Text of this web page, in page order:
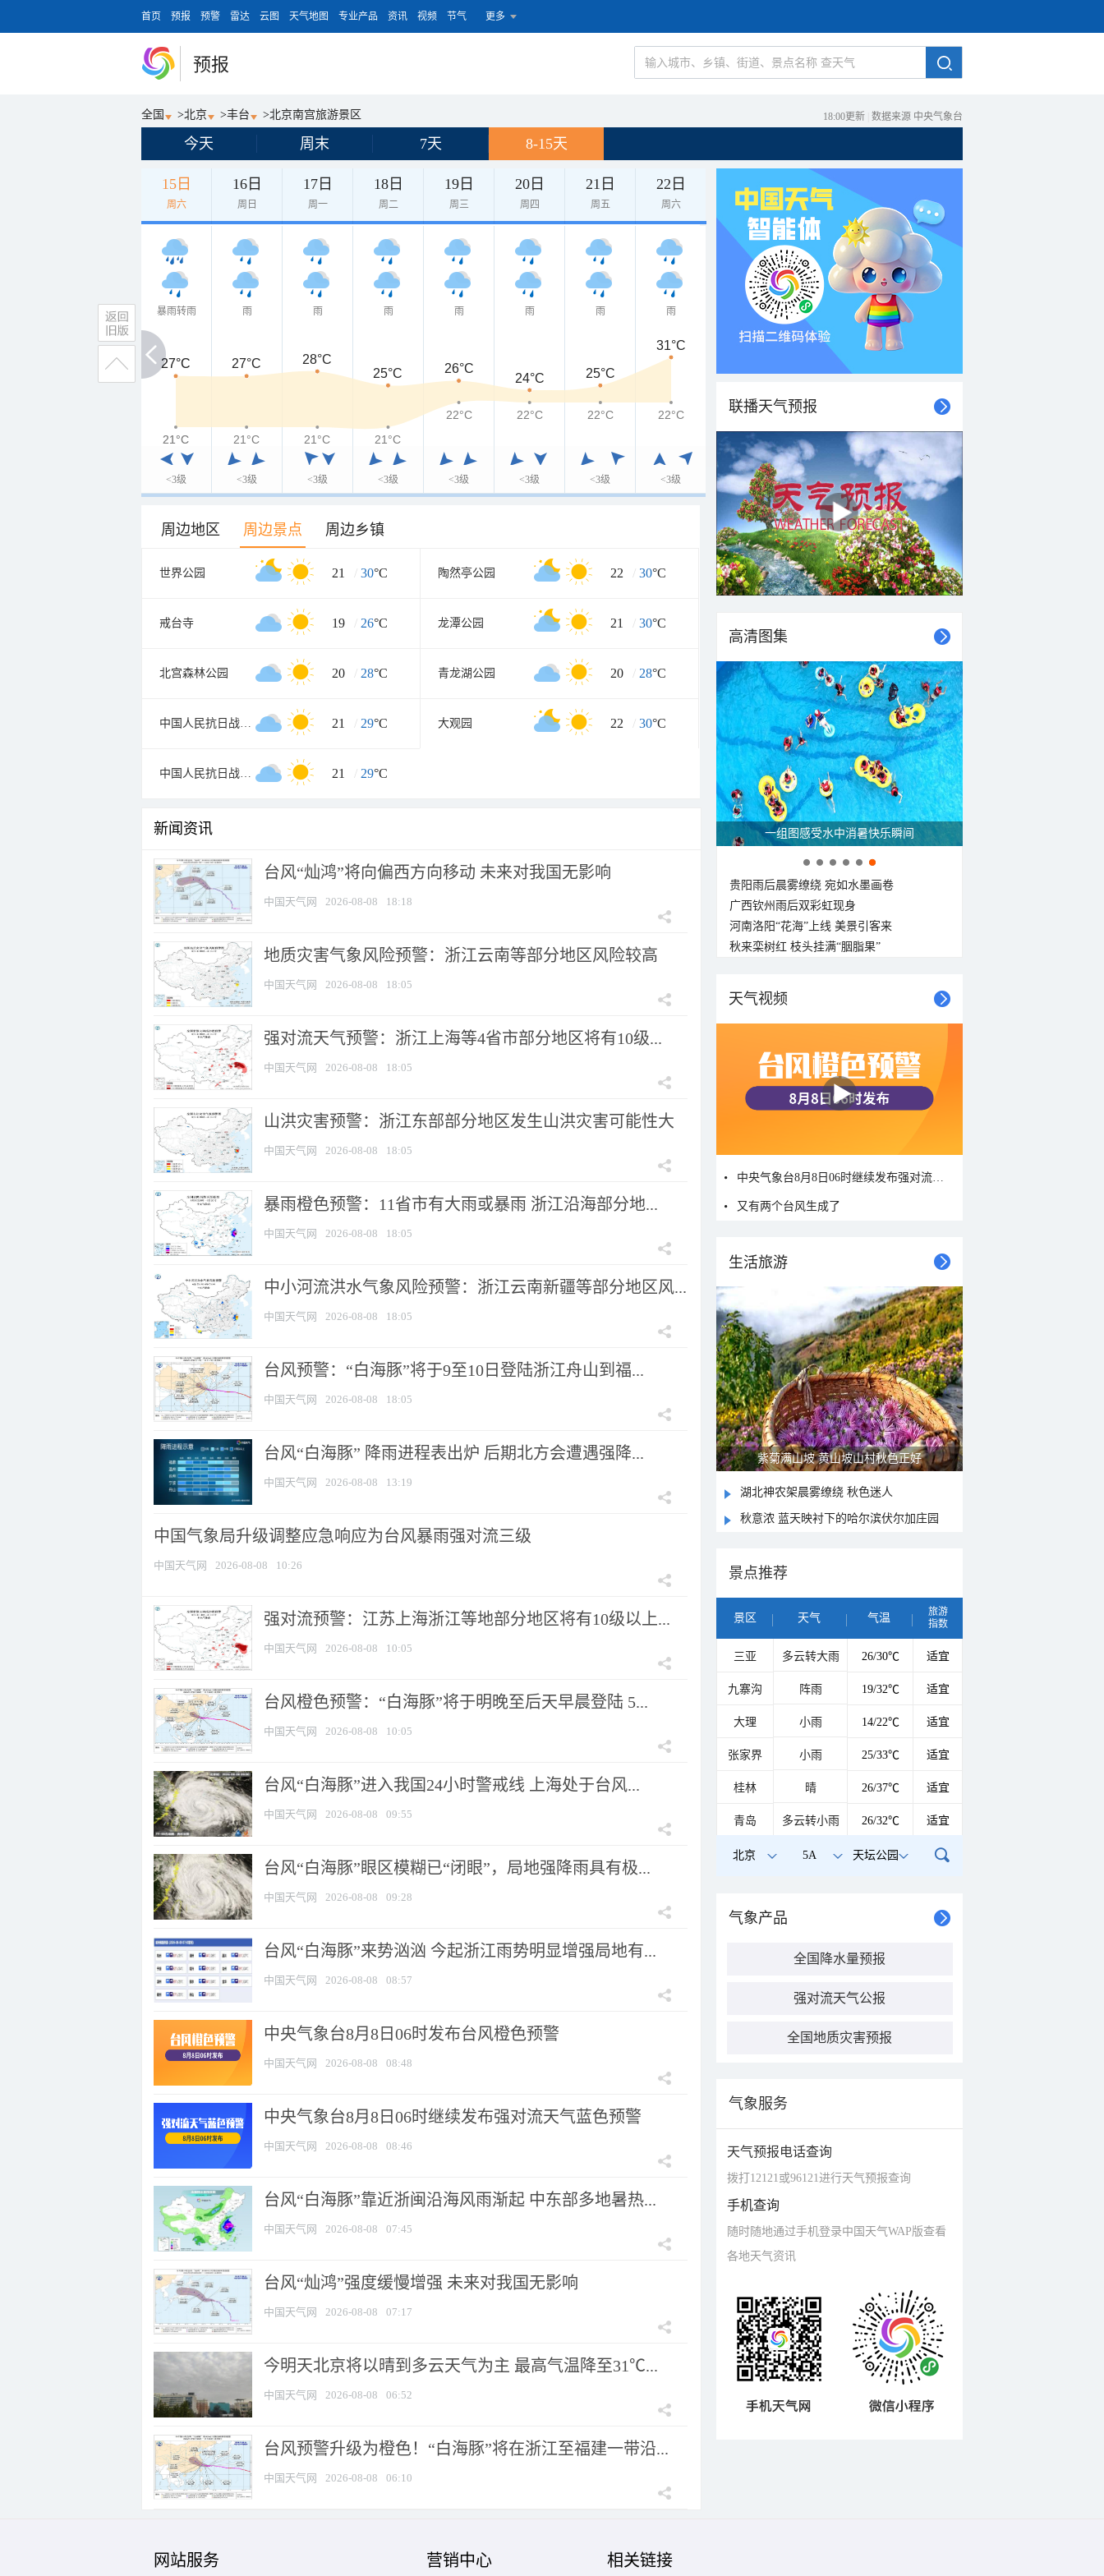
首页 预报 预警 雷达 云图 天气地图 专业产品 资讯 视频 节气 更多
预报
全国 >北京 >丰台 >北京南宫旅游景区 18:00更新 数据来源 中央气象台
今天 周末 7天 8-15天
15日
周六
16日
周日
17日
周一
18日
周二
19日
周三
20日
周四
21日
周五
22日
周六
暴雨转雨
<3级
雨
<3级
雨
<3级
雨
<3级
雨
<3级
雨
<3级
雨
<3级
雨
<3级
27°C
27°C 27°C
28°C
25°C
26°C
24°C 25°C
31°C
21°C
21°C 21°C 21°C 21°C
22°C 22°C 22°C 22°C
周边地区 周边景点 周边乡镇
世界公园 21 / 30°C 陶然亭公园 22 / 30°C
戒台寺 19 / 26°C 龙潭公园 21 / 30°C
北宫森林公园 20 / 28°C 青龙湖公园 20 / 28°C
中国人民抗日战争纪念雕塑园 21 / 29°C 大观园 22 / 30°C
中国人民抗日战争纪念馆 21 / 29°C
新闻资讯
台风“灿鸿”将向偏西方向移动 未来对我国无影响
中国天气网 2026-08-08 18:18
地质灾害气象风险预警：浙江云南等部分地区风险较高
中国天气网 2026-08-08 18:05
强对流天气预警：浙江上海等4省市部分地区将有10级...
中国天气网 2026-08-08 18:05
山洪灾害预警：浙江东部部分地区发生山洪灾害可能性大
中国天气网 2026-08-08 18:05
暴雨橙色预警：11省市有大雨或暴雨 浙江沿海部分地...
中国天气网 2026-08-08 18:05
中小河流洪水气象风险预警：浙江云南新疆等部分地区风...
中国天气网 2026-08-08 18:05
台风预警：“白海豚”将于9至10日登陆浙江舟山到福...
中国天气网 2026-08-08 18:05
台风“白海豚” 降雨进程表出炉 后期北方会遭遇强降...
中国天气网 2026-08-08 13:19
中国气象局升级调整应急响应为台风暴雨强对流三级
中国天气网 2026-08-08 10:26
强对流预警：江苏上海浙江等地部分地区将有10级以上...
中国天气网 2026-08-08 10:05
台风橙色预警：“白海豚”将于明晚至后天早晨登陆 5...
中国天气网 2026-08-08 10:05
台风“白海豚”进入我国24小时警戒线 上海处于台风...
中国天气网 2026-08-08 09:55
台风“白海豚”眼区模糊已“闭眼”，局地强降雨具有极...
中国天气网 2026-08-08 09:28
台风“白海豚”来势汹汹 今起浙江雨势明显增强局地有...
中国天气网 2026-08-08 08:57
中央气象台8月8日06时发布台风橙色预警
中国天气网 2026-08-08 08:48
中央气象台8月8日06时继续发布强对流天气蓝色预警
中国天气网 2026-08-08 08:46
台风“白海豚”靠近浙闽沿海风雨渐起 中东部多地暑热...
中国天气网 2026-08-08 07:45
台风“灿鸿”强度缓慢增强 未来对我国无影响
中国天气网 2026-08-08 07:17
今明天北京将以晴到多云天气为主 最高气温降至31℃...
中国天气网 2026-08-08 06:52
台风预警升级为橙色！“白海豚”将在浙江至福建一带沿...
中国天气网 2026-08-08 06:10
联播天气预报
高清图集
一组图感受水中消暑快乐瞬间
贵阳雨后晨雾缭绕 宛如水墨画卷
广西钦州雨后双彩虹现身
河南洛阳“花海”上线 美景引客来
秋来栾树红 枝头挂满“胭脂果”
天气视频
中央气象台8月8日06时继续发布强对流天气蓝色预警
又有两个台风生成了
生活旅游
紫菊满山坡 黄山坡山村秋色正好
湖北神农架晨雾缭绕 秋色迷人
秋意浓 蓝天映衬下的哈尔滨伏尔加庄园
景点推荐
景区 天气 气温
旅游
指数
三亚 多云转大雨 26/30℃ 适宜
九寨沟 阵雨 19/32℃ 适宜
大理 小雨 14/22℃ 适宜
张家界 小雨 25/33℃ 适宜
桂林 晴 26/37℃ 适宜
青岛 多云转小雨 26/32℃ 适宜
北京 5A 天坛公园
气象产品
全国降水量预报
强对流天气公报
全国地质灾害预报
气象服务
天气预报电话查询
拨打12121或96121进行天气预报查询
手机查询
随时随地通过手机登录中国天气WAP版查看
各地天气资讯
网站服务 营销中心 相关链接